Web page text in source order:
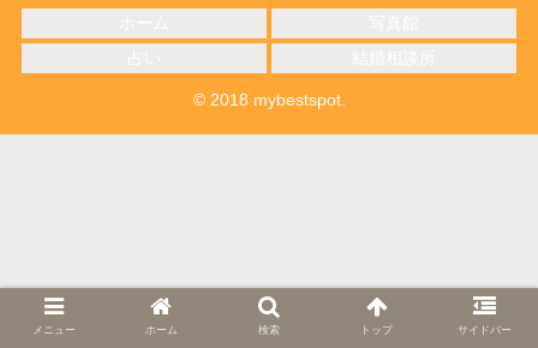
© 2018 mybestspot.
メニュー ホーム 検索 トップ サイドバー